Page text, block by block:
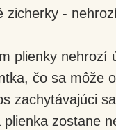
zicherky -
plienky nehrozí
čo sa môže
zachytávajúci
zostane